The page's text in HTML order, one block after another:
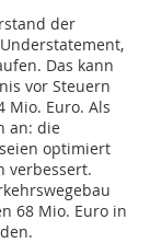
der
Das kann
vor Steuern
Mio. Euro. Als
an: die
optimiert
verbessert.
68 Mio. Euro in